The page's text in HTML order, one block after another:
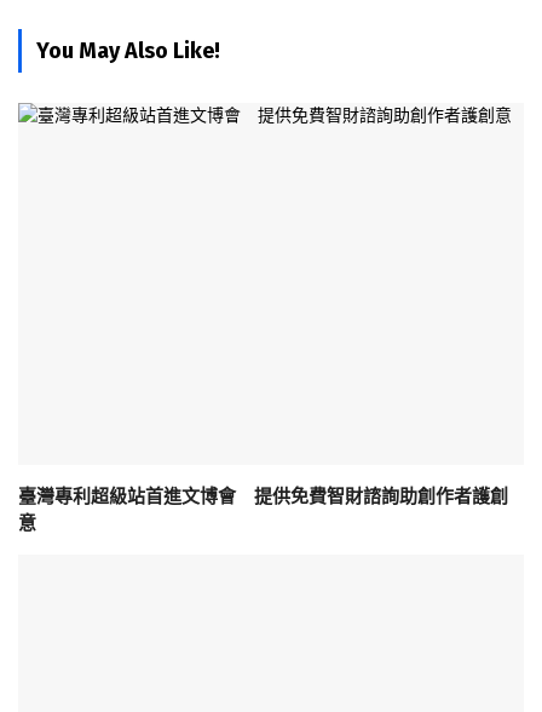
You May Also Like!
臺灣專利超級站首進文博會 提供免費智財諮詢助創作者護創
意